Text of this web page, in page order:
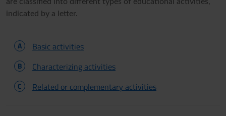
indicated by a letter.
A Basic activities
B Characterizing activities
C Related or complementary activities